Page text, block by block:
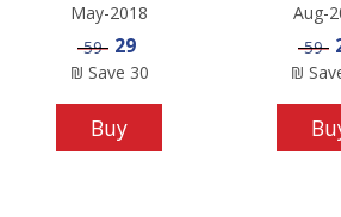
Aug-
Sale
Price
59
₪
May-2018
Sale price
29
Price
59
Save 30
₪
Buy